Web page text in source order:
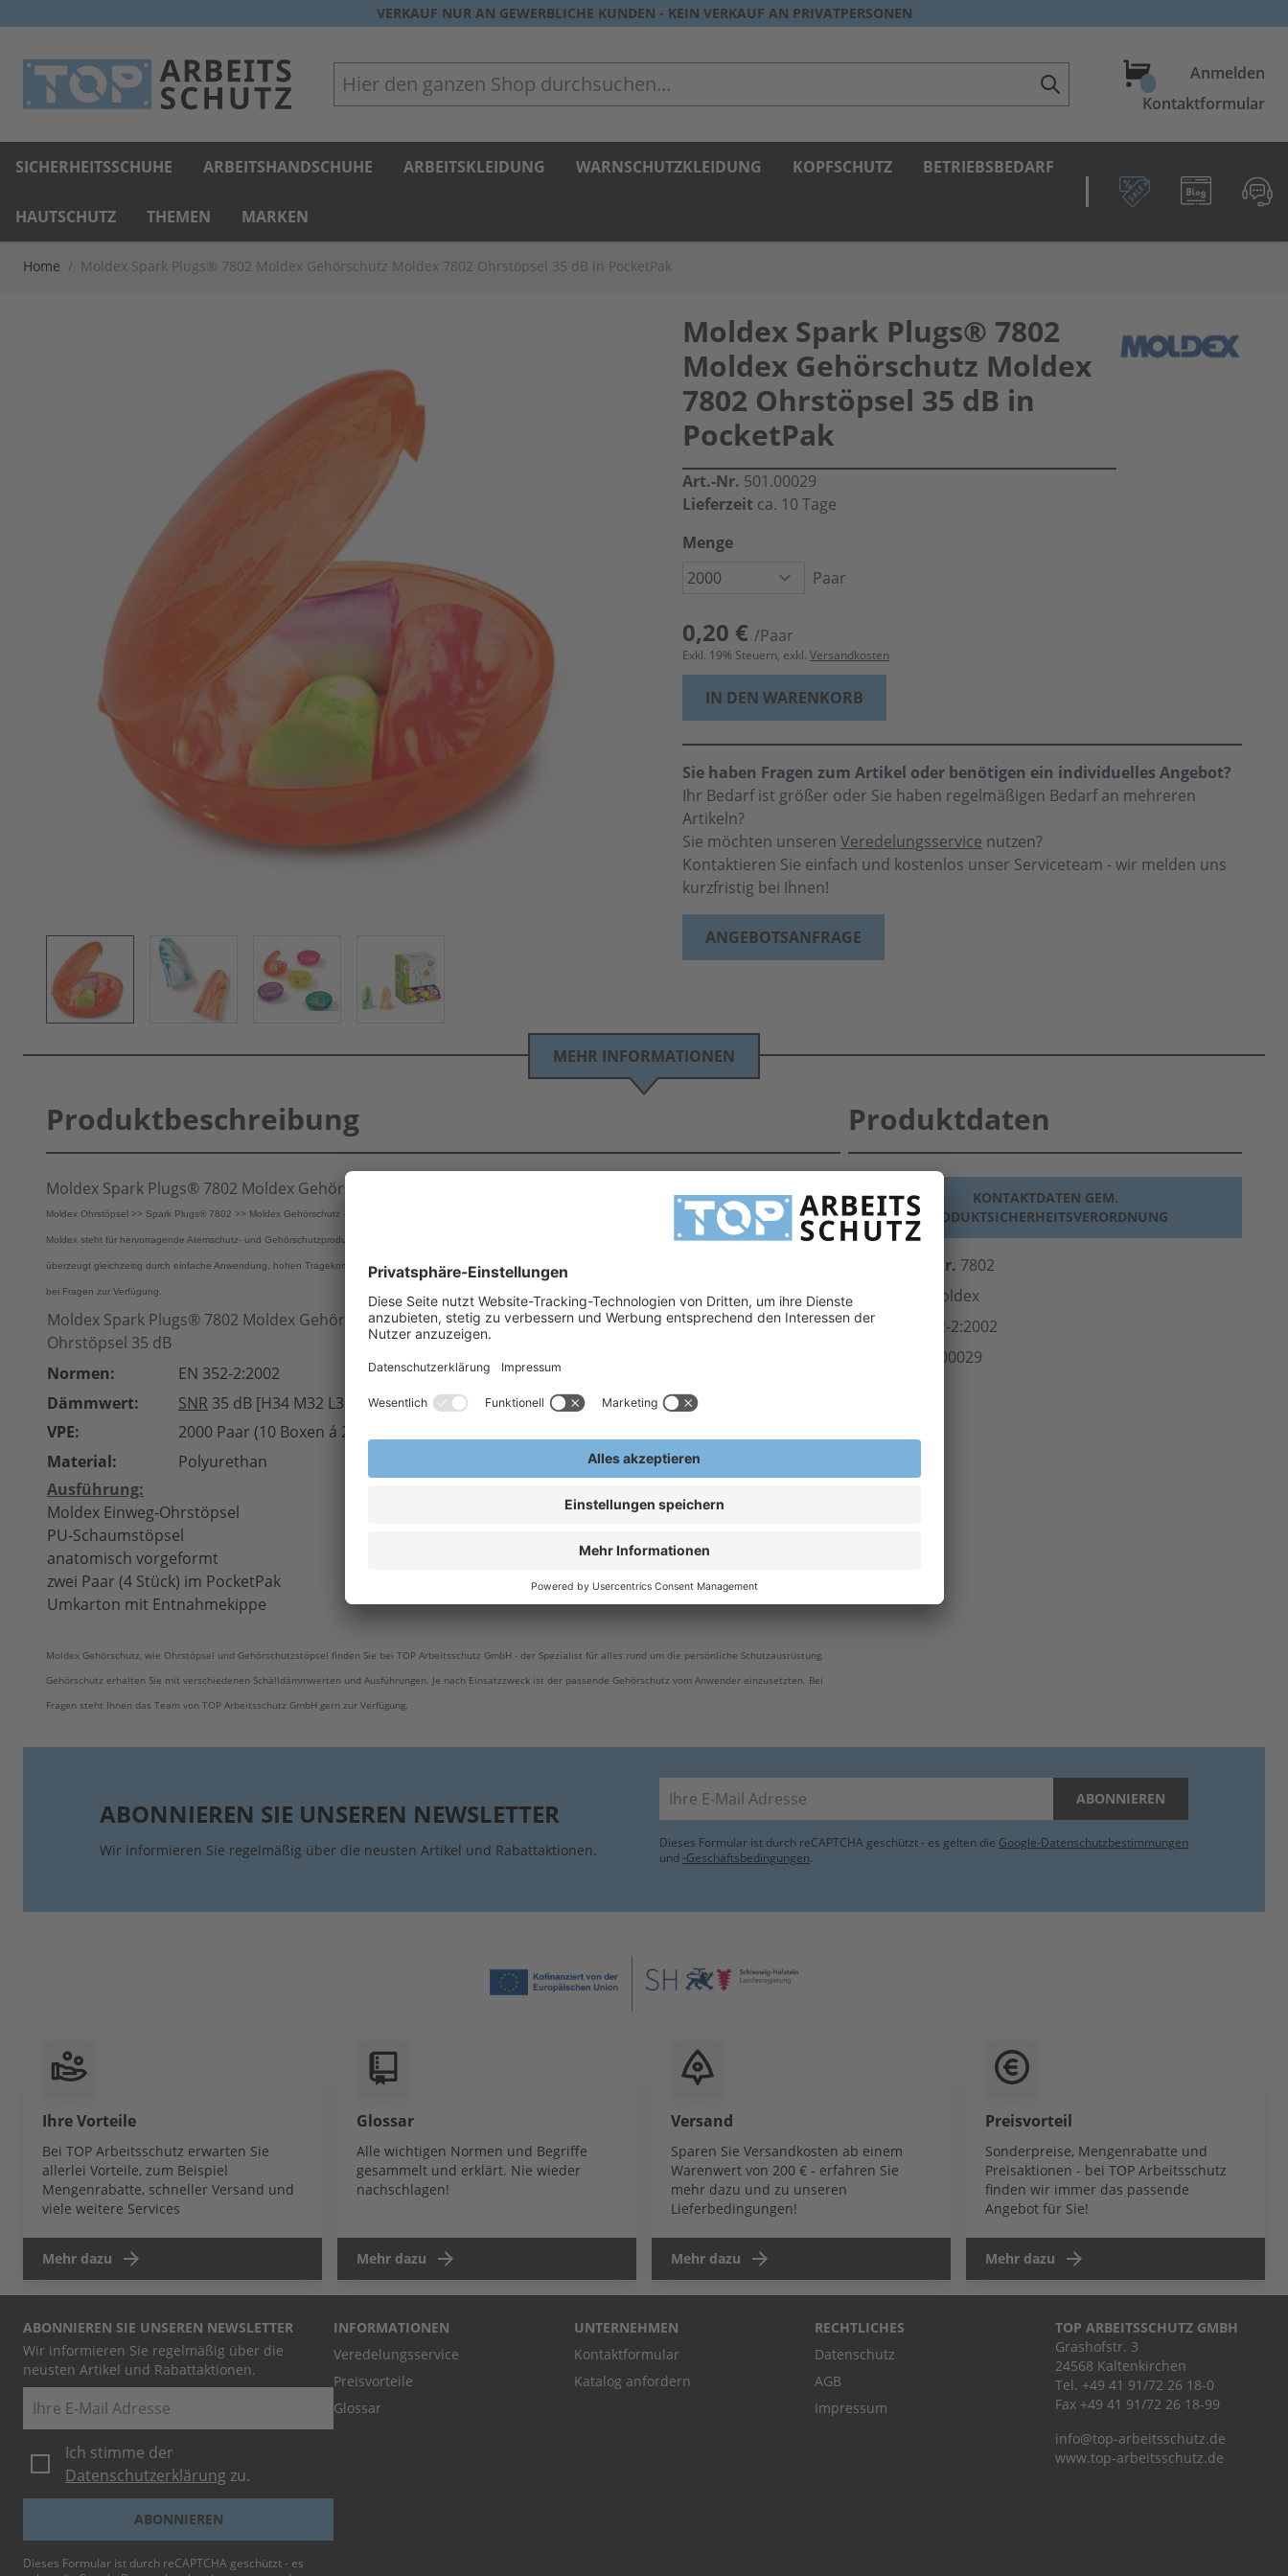
VERKAUF NUR AN GEWERBLICHE KUNDEN - KEIN VERKAUF AN PRIVATPERSONEN
Hier den ganzen Shop durchsuchen... WarenkorbAnmelden
Kontaktformular
SICHERHEITSSCHUHE ARBEITSHANDSCHUHE ARBEITSKLEIDUNG WARNSCHUTZKLEIDUNG KOPFSCHUTZ BETRIEBSBEDARF
HAUTSCHUTZ THEMEN MARKEN
Home / Moldex Spark Plugs® 7802 Moldex Gehörschutz Moldex 7802 Ohrstöpsel 35 dB in PocketPak
Moldex Spark Plugs® 7802
Moldex Gehörschutz Moldex
7802 Ohrstöpsel 35 dB in
PocketPak
Art.-Nr. 501.00029
Lieferzeit ca. 10 Tage
Menge
Paar
0,20 € /Paar
Exkl. 19% Steuern, exkl. Versandkosten
IN DEN WARENKORB
Sie haben Fragen zum Artikel oder benötigen ein individuelles Angebot?
Ihr Bedarf ist größer oder Sie haben regelmäßigen Bedarf an mehreren
Artikeln?
Sie möchten unseren Veredelungsservice nutzen?
Kontaktieren Sie einfach und kostenlos unser Serviceteam - wir melden uns
kurzfristig bei Ihnen!
ANGEBOTSANFRAGE
MEHR INFORMATIONEN
Produktbeschreibung
Moldex Spark Plugs® 7802 Moldex Gehörschutz Moldex 7802 Ohrstöpsel 35 dB
Moldex Ohrstöpsel >> Spark Plugs® 7802 >> Moldex Gehörschutz - TOP Preis-Leistungsverhältnis - Großmengen zum Sonderpreis auf Anfrage!!!
Moldex steht für hervorragende Atemschutz- und Gehörschutzprodukte. Moldex Gehörschutz entspricht der persönliche Schutzausrüstung nach Europäischen Normen und
überzeugt gleichzeitig durch einfache Anwendung, hohen Tragekomfort und ansprechendem Design. Lassen auch Sie sich von der Qualität überzeugen! Gern stehen wir Ihnen
bei Fragen zur Verfügung.
Moldex Spark Plugs® 7802 Moldex Gehörschutz Moldex 7802
Ohrstöpsel 35 dB
Normen:
EN 352-2:2002
Dämmwert:
SNR 35 dB [H34 M32 L31]
VPE:
2000 Paar (10 Boxen á 200 Paar)
Material:
Polyurethan
Ausführung:
Moldex Einweg-Ohrstöpsel
PU-Schaumstöpsel
anatomisch vorgeformt
zwei Paar (4 Stück) im PocketPak
Umkarton mit Entnahmekippe
Moldex Gehörschutz, wie Ohrstöpsel und Gehörschutzstöpsel finden Sie bei TOP Arbeitsschutz GmbH - der Spezialist für alles rund um die persönliche Schutzausrüstung.
Gehörschutz erhalten Sie mit verschiedenen Schälldämmwerten und Ausführungen. Je nach Einsatzzweck ist der passende Gehörschutz vom Anwender einzusetzten. Bei
Fragen steht Ihnen das Team von TOP Arbeitsschutz GmbH gern zur Verfügung.
Produktdaten
KONTAKTDATEN GEM.
PRODUKTSICHERHEITSVERORDNUNG
Herst.-Art.-Nr. 7802
Hersteller
Moldex
Norm
EN 352-2:2002
501.00029
ABONNIEREN SIE UNSEREN NEWSLETTER
Wir informieren Sie regelmäßig über die neusten Artikel und Rabattaktionen.
E-Mail ABONNIEREN
Dieses Formular ist durch reCAPTCHA geschützt - es gelten die Google-Datenschutzbestimmungen
und -Geschäftsbedingungen.
Ihre Vorteile
Bei TOP Arbeitsschutz erwarten Sie
allerlei Vorteile, zum Beispiel
Mengenrabatte, schneller Versand und
viele weitere Services
Mehr dazu
Glossar
Alle wichtigen Normen und Begriffe
gesammelt und erklärt. Nie wieder
nachschlagen!
Mehr dazu
Versand
Sparen Sie Versandkosten ab einem
Warenwert von 200 € - erfahren Sie
mehr dazu und zu unseren
Lieferbedingungen!
Mehr dazu
Preisvorteil
Sonderpreise, Mengenrabatte und
Preisaktionen - bei TOP Arbeitsschutz
finden wir immer das passende
Angebot für Sie!
Mehr dazu
ABONNIEREN SIE UNSEREN NEWSLETTER
Wir informieren Sie regelmäßig über die
neusten Artikel und Rabattaktionen.
E-Mail
Ich stimme der
Datenschutzerklärung zu.
ABONNIEREN
Dieses Formular ist durch reCAPTCHA geschützt - es
INFORMATIONEN
Veredelungsservice
Preisvorteile
Glossar
UNTERNEHMEN
Kontaktformular
Katalog anfordern
RECHTLICHES
Datenschutz
AGB
Impressum
TOP ARBEITSSCHUTZ GMBH
Grashofstr. 3
24568 Kaltenkirchen
Tel. +49 41 91/72 26 18-0
Fax +49 41 91/72 26 18-99
info@top-arbeitsschutz.de
www.top-arbeitsschutz.de